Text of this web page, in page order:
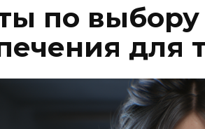
по
для